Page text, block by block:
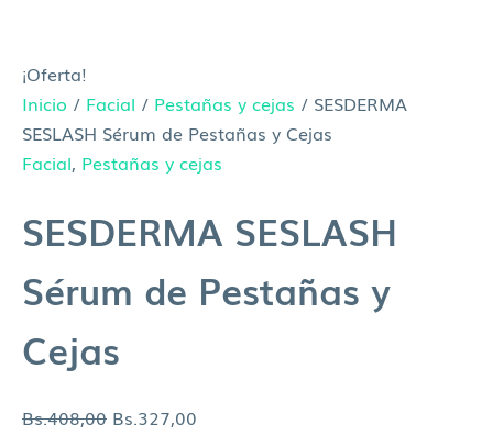
¡Oferta!
Inicio / Facial / Pestañas y cejas / SESDERMA
SESLASH Sérum de Pestañas y Cejas
Facial, Pestañas y cejas
SESDERMA SESLASH
Sérum de Pestañas y
Cejas
Bs.408,00 Bs.327,00